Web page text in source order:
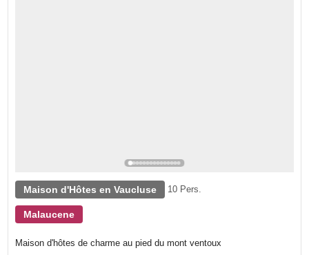
Maison d'Hôtes en Vaucluse 10 Pers.
Malaucene
Maison d'hôtes de charme au pied du mont ventoux